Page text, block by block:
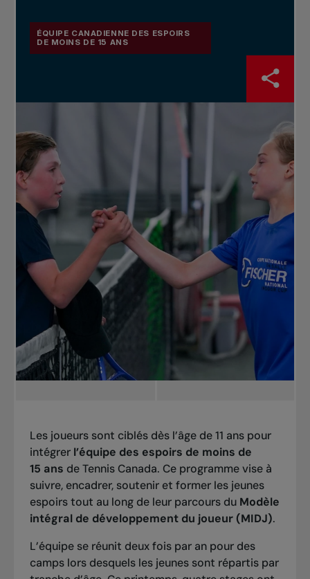
ÉQUIPE CANADIENNE DES ESPOIRS
DE MOINS DE 15 ANS
Les joueurs sont ciblés dès l’âge de 11 ans pour
intégrer l’équipe des espoirs de moins de
15 ans de Tennis Canada. Ce programme vise à
suivre, encadrer, soutenir et former les jeunes
espoirs tout au long de leur parcours du Modèle
intégral de développement du joueur (MIDJ).
L’équipe se réunit deux fois par an pour des
camps lors desquels les jeunes sont répartis par